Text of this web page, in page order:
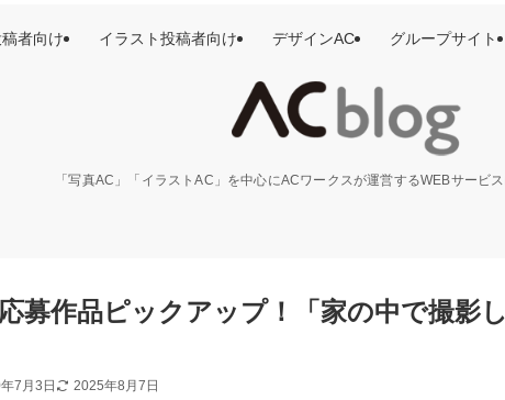
「写真AC」「イラストAC」を中心にACワークスが運営するWEBサービ
者向け イラスト投稿者向け デザインAC グループサイト
募作品ピックアップ！「家の中で撮影
7月3日 2025年8月7日